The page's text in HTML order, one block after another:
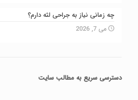
چه زمانی نیاز به جراحی لثه دارم؟
می 7, 2026
دسترسی سریعبه مطالب سایت